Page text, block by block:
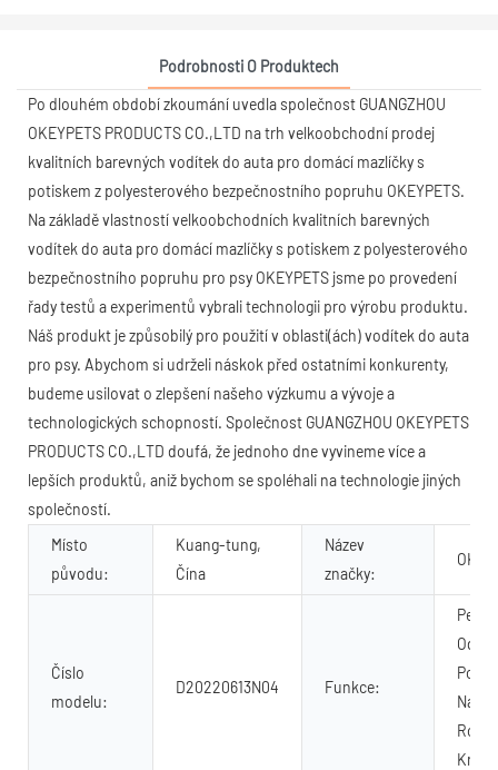
Podrobnosti O Produktech
Po dlouhém období zkoumání uvedla společnost GUANGZHOU
OKEYPETS PRODUCTS CO.,LTD na trh velkoobchodní prodej
kvalitních barevných vodítek do auta pro domácí mazlíčky s
potiskem z polyesterového bezpečnostního popruhu OKEYPETS.
Na základě vlastností velkoobchodních kvalitních barevných
vodítek do auta pro domácí mazlíčky s potiskem z polyesterového
bezpečnostního popruhu pro psy OKEYPETS jsme po provedení
řady testů a experimentů vybrali technologii pro výrobu produktu.
Náš produkt je způsobilý pro použití v oblasti(ách) vodítek do auta
pro psy. Abychom si udrželi náskok před ostatními konkurenty,
budeme usilovat o zlepšení našeho výzkumu a vývoje a
technologických schopností. Společnost GUANGZHOU OKEYPETS
PRODUCTS CO.,LTD doufá, že jednoho dne vyvineme více a
lepších produktů, aniž bychom se spoléhali na technologie jiných
společností.
Místo
původu:
Kuang-tung,
Čína
Název
značky:
Číslo
modelu:
D20220613N04 Funkce: